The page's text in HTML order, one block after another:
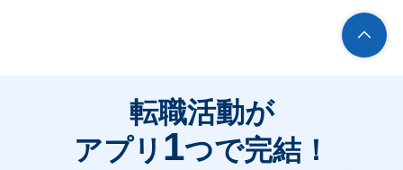
転職活動が
アプリ 1つで完結！